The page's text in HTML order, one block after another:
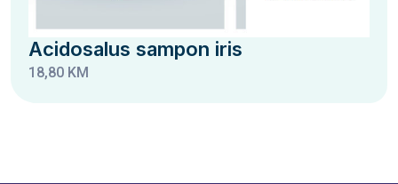
Acidosalus sampon iris
18,80 KM